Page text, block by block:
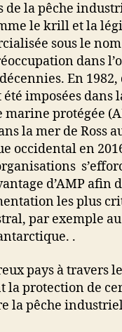
de la pêche
le krill et la
sous le
dans
En
imposées dans
marine protégée
la mer de Ross
occidental en
d’AMP afin
les plus
par exemple
.
pays à travers
la protection de
la pêche